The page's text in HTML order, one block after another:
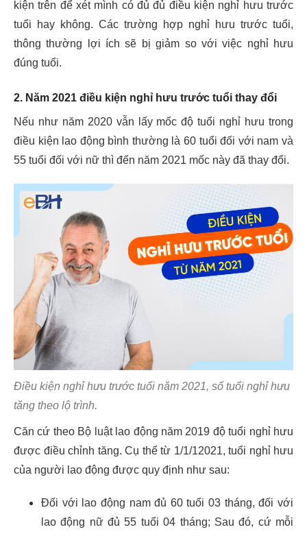
kiện trên để xét mình có đủ đủ điều kiện nghỉ hưu trước
tuổi hay không. Các trường hợp nghỉ hưu trước tuổi,
thông thường lợi ích sẽ bị giảm so với việc nghỉ hưu
đúng tuổi.
2. Năm 2021 điều kiện nghỉ hưu trước tuổi thay đổi
Nếu như năm 2020 vẫn lấy mốc độ tuổi nghỉ hưu trong
điều kiện lao động bình thường là 60 tuổi đối với nam và
55 tuổi đối với nữ thì đến năm 2021 mốc này đã thay đổi.
Điều kiện nghỉ hưu trước tuổi năm 2021, số tuổi nghỉ hưu
tăng theo lộ trình.
Căn cứ theo Bộ luật lao động năm 2019 độ tuổi nghỉ hưu
được điều chỉnh tăng. Cụ thể từ 1/1/12021, tuổi nghỉ hưu
của người lao động được quy định như sau:
Đối với lao động nam đủ 60 tuổi 03 tháng, đối với
lao động nữ đủ 55 tuổi 04 tháng; Sau đó, cứ mỗi